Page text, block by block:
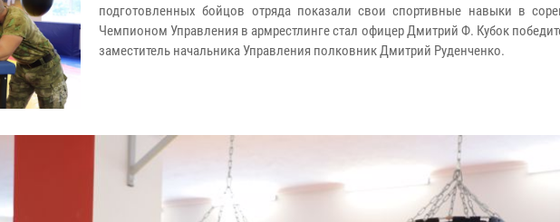
подготовленных бойцов отряда показали свои спортивные навыки в
Чемпионом Управления в армрестлинге стал офицер Дмитрий Ф. Кубок
заместитель начальника Управления полковник Дмитрий Руденченко.